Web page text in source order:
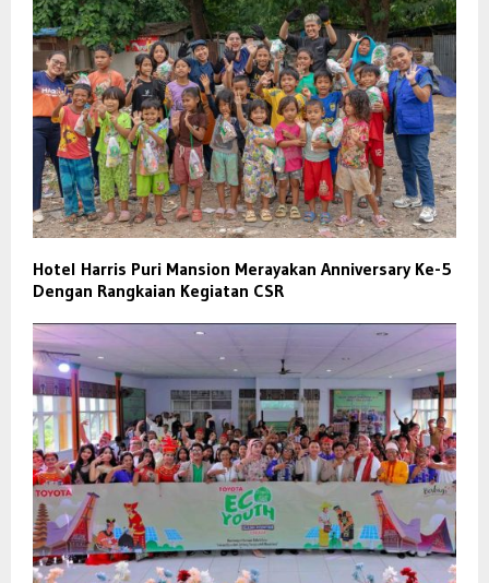
Hotel Harris Puri Mansion Merayakan Anniversary Ke-5
Dengan Rangkaian Kegiatan CSR